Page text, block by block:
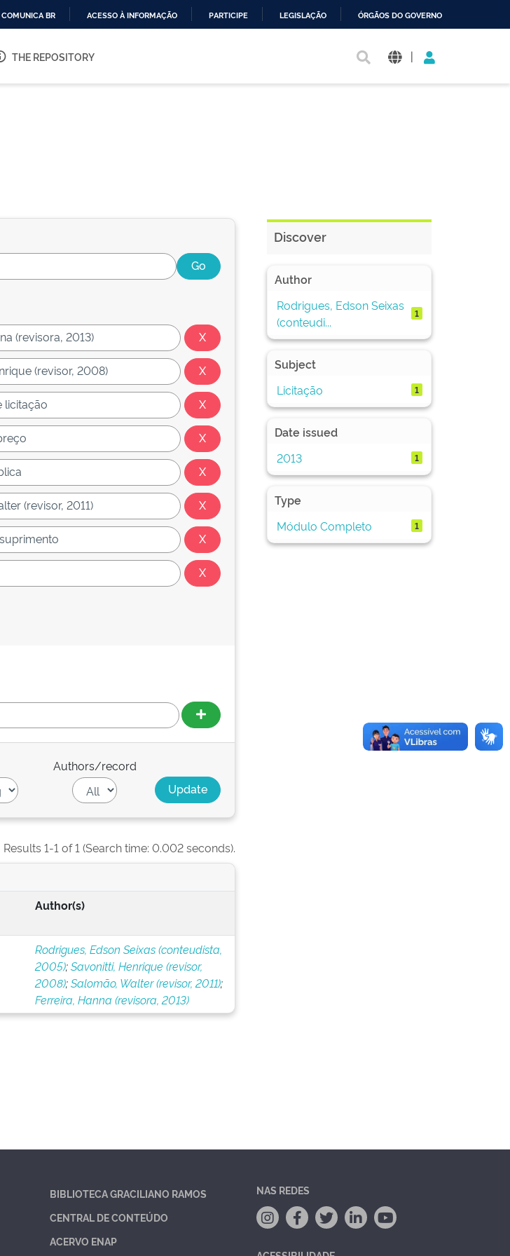
O
COMUNICA BR ACESSO À INFORMAÇÃO PARTICIPE LEGISLAÇÃO ÓRGÃOS DO GOVERNO
THE REPOSITORY |
Authors/record
Results 1-1 of 1 (Search time: 0.002 seconds).
Author(s)
Rodrigues, Edson Seixas (conteudista,
2005);Savonitti, Henrique (revisor,
2008);Salomão, Walter (revisor, 2011);
Ferreira, Hanna (revisora, 2013)
Discover
Author
Rodrigues, Edson Seixas
(conteudi...
1
Subject
Licitação
1
Date issued
2013
1
Type
Módulo Completo
1
BIBLIOTECA GRACILIANO RAMOS
CENTRAL DE CONTEÚDO
ACERVO ENAP
NAS REDES